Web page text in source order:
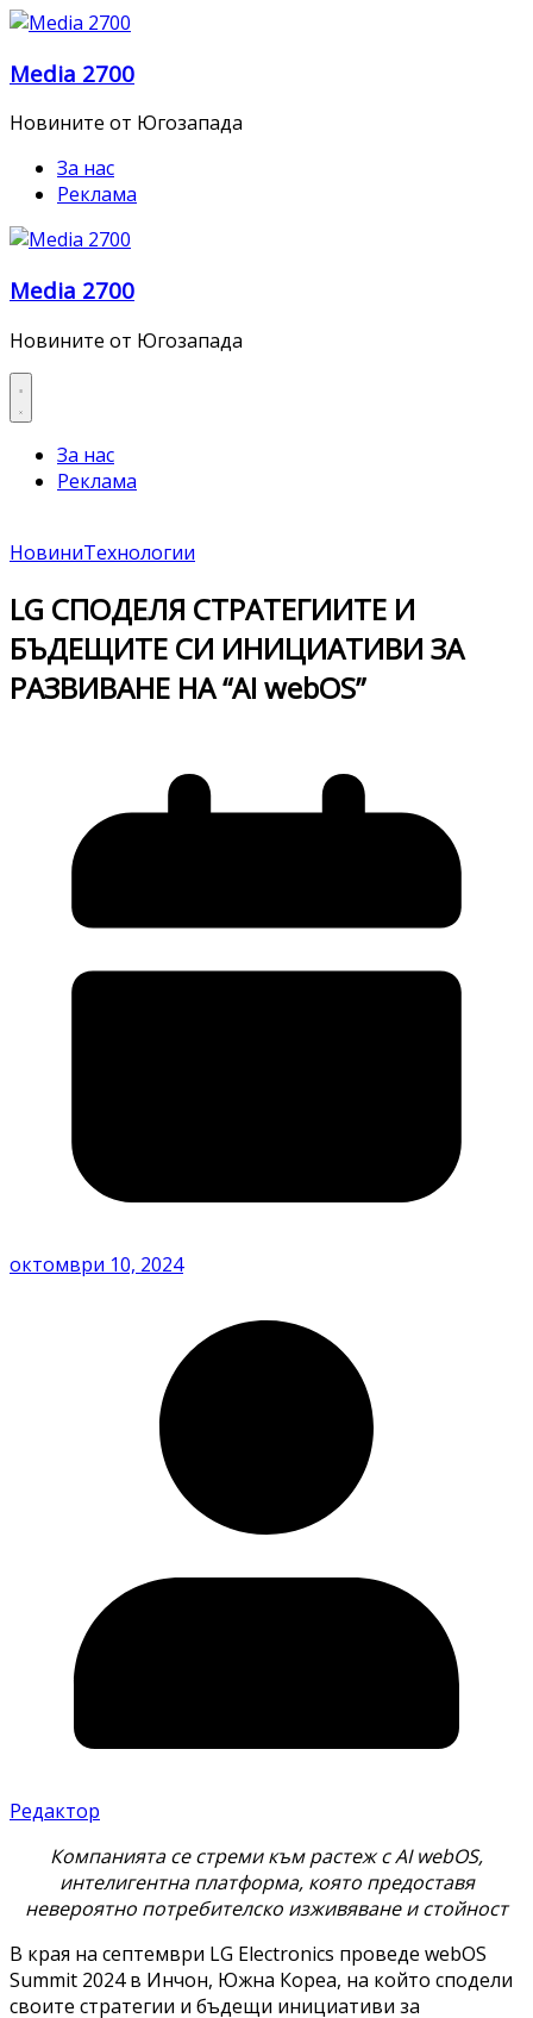
Skip
content
Media 2700
Новините от Югозапада
За нас
Реклама
Media 2700
Новините от Югозапада
За нас
Реклама
НовиниТехнологии
LG СПОДЕЛЯ СТРАТЕГИИТЕ И
БЪДЕЩИТЕ СИ ИНИЦИАТИВИ ЗА
РАЗВИВАНЕ НА “AI webOS”
октомври 10, 2024
Редактор
Компанията се стреми към растеж с AI webOS,
интелигентна платформа, която предоставя
невероятно потребителско изживяване и стойност
В края на септември LG Electronics проведе webOS
Summit 2024 в Инчон, Южна Кореа, на който сподели
своите стратегии и бъдещи инициативи за